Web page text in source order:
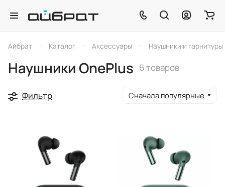
Айбрат – Каталог – Аксессуары – Наушники и гарнитуры
Наушники OnePlus 6 товаров
Фильтр Сначала популярные